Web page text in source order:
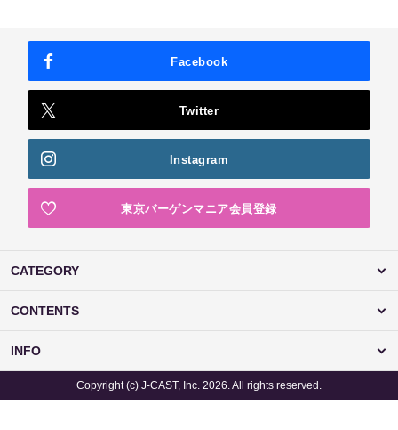
Facebook
Twitter
Instagram
東京バーゲンマニア会員登録
CATEGORY
CONTENTS
INFO
Copyright (c) J-CAST, Inc. 2026. All rights reserved.